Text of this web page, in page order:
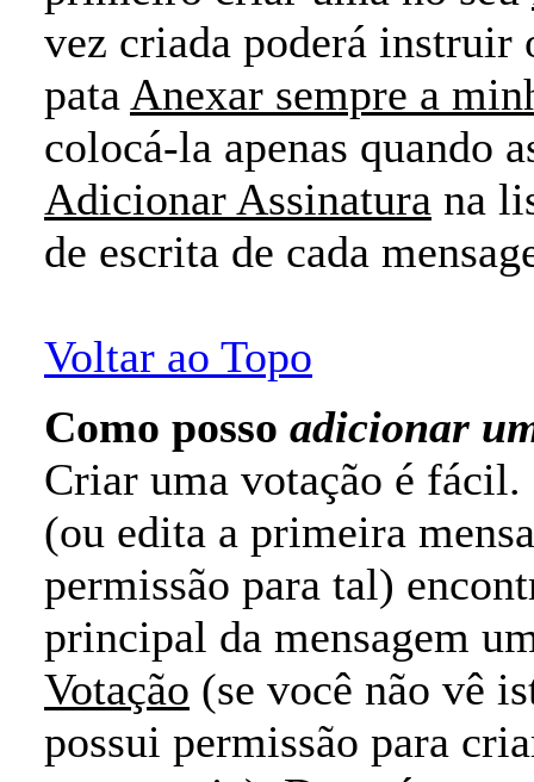
vez criada poderá
pata Anexar sempre a
colocá-la apenas quando
Adicionar Assinatura na
de escrita de cada
Voltar ao Topo
Como posso adicionar
Criar uma votação é
(ou edita a primeira
permissão para tal)
principal da mensagem
Votação (se você não vê
possui permissão para